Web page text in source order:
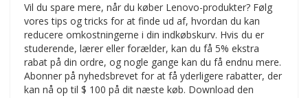
Vil du spare mere, når du køber Lenovo-produkter? Følg
vores tips og tricks for at finde ud af, hvordan du kan
reducere omkostningerne i din indkøbskurv. Hvis du er
studerende, lærer eller forælder, kan du få 5% ekstra
rabat på din ordre, og nogle gange kan du få endnu mere.
Abonner på nyhedsbrevet for at få yderligere rabatter, der
kan nå op til $ 100 på dit næste køb. Download den